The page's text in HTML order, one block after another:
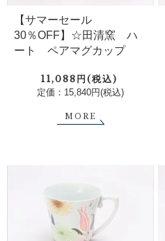
【サマーセール
30％OFF】☆田清窯 ハ
ート ペアマグカップ
11,088円(税込)
定価：15,840円(税込)
MORE